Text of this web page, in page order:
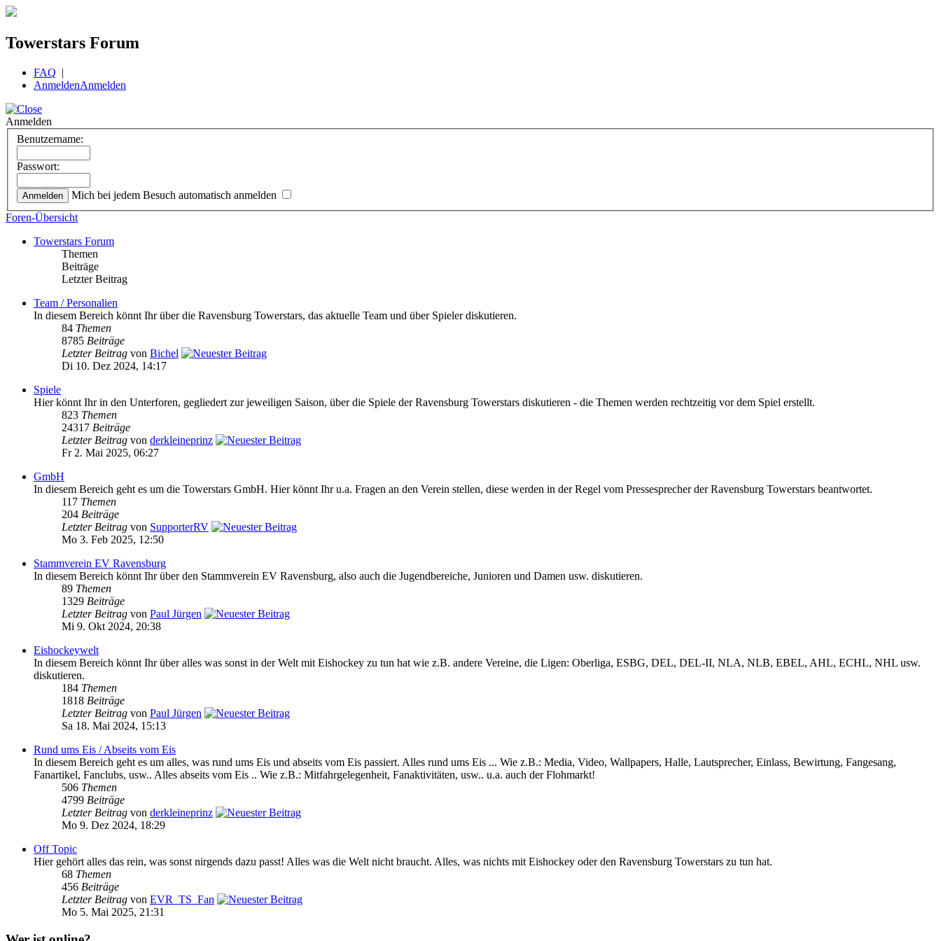
Towerstars Forum
FAQ |
AnmeldenAnmelden
Anmelden
Benutzername:
Passwort:
Mich bei jedem Besuch automatisch anmelden
Foren-Übersicht
Towerstars Forum
Themen
Beiträge
Letzter Beitrag
Team / Personalien
In diesem Bereich könnt Ihr über die Ravensburg Towerstars, das aktuelle Team und über Spieler diskutieren.
84 Themen
8785 Beiträge
Letzter Beitrag von Bichel
Di 10. Dez 2024, 14:17
Spiele
Hier könnt Ihr in den Unterforen, gegliedert zur jeweiligen Saison, über die Spiele der Ravensburg Towerstars diskutieren - die Themen werden rechtzeitig vor dem Spiel erstellt.
823 Themen
24317 Beiträge
Letzter Beitrag von derkleineprinz
Fr 2. Mai 2025, 06:27
GmbH
In diesem Bereich geht es um die Towerstars GmbH. Hier könnt Ihr u.a. Fragen an den Verein stellen, diese werden in der Regel vom Pressesprecher der Ravensburg Towerstars beantwortet.
117 Themen
204 Beiträge
Letzter Beitrag von SupporterRV
Mo 3. Feb 2025, 12:50
Stammverein EV Ravensburg
In diesem Bereich könnt Ihr über den Stammverein EV Ravensburg, also auch die Jugendbereiche, Junioren und Damen usw. diskutieren.
89 Themen
1329 Beiträge
Letzter Beitrag von Paul Jürgen
Mi 9. Okt 2024, 20:38
Eishockeywelt
In diesem Bereich könnt Ihr über alles was sonst in der Welt mit Eishockey zu tun hat wie z.B. andere Vereine, die Ligen: Oberliga, ESBG, DEL, DEL-II, NLA, NLB, EBEL, AHL, ECHL, NHL usw.
diskutieren.
184 Themen
1818 Beiträge
Letzter Beitrag von Paul Jürgen
Sa 18. Mai 2024, 15:13
Rund ums Eis / Abseits vom Eis
In diesem Bereich geht es um alles, was rund ums Eis und abseits vom Eis passiert. Alles rund ums Eis ... Wie z.B.: Media, Video, Wallpapers, Halle, Lautsprecher, Einlass, Bewirtung, Fangesang,
Fanartikel, Fanclubs, usw.. Alles abseits vom Eis .. Wie z.B.: Mitfahrgelegenheit, Fanaktivitäten, usw.. u.a. auch der Flohmarkt!
506 Themen
4799 Beiträge
Letzter Beitrag von derkleineprinz
Mo 9. Dez 2024, 18:29
Off Topic
Hier gehört alles das rein, was sonst nirgends dazu passt! Alles was die Welt nicht braucht. Alles, was nichts mit Eishockey oder den Ravensburg Towerstars zu tun hat.
68 Themen
456 Beiträge
Letzter Beitrag von EVR_TS_Fan
Mo 5. Mai 2025, 21:31